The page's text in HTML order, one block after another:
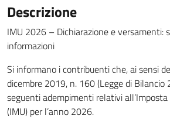
Descrizione
IMU 2026 – Dichiarazione e versamenti:
informazioni
Si informano i contribuenti che, ai sensi
dicembre 2019, n. 160 (Legge di Bilancio
seguenti adempimenti relativi
(IMU) per l’anno 2026.